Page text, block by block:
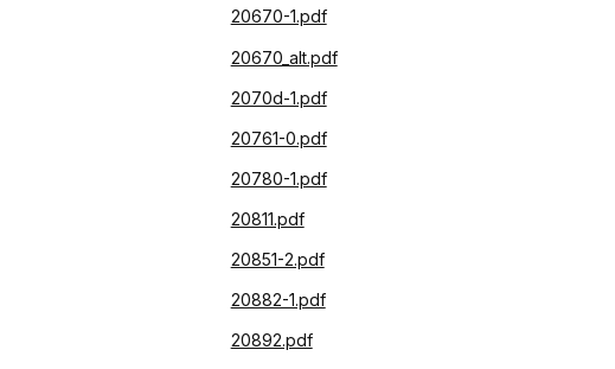
20670-1.pdf
20670_alt.pdf
2070d-1.pdf
20761-0.pdf
20780-1.pdf
20811.pdf
20851-2.pdf
20882-1.pdf
20892.pdf